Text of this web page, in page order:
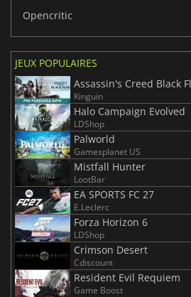
Opencritic
JEUX POPULAIRES
Assassin's Creed Black
Kinguin
Halo Campaign Evolved
LDShop
Palworld
Gamesplanet US
Mistfall Hunter
LootBar
EA SPORTS FC 27
E.Leclerc
Forza Horizon 6
LDShop
Crimson Desert
Cdiscount
Resident Evil Requiem
Game Boost